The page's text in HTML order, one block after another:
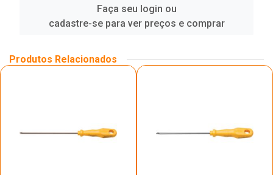
Faça seu login ou
cadastre-se para ver preços e comprar
Produtos Relacionados